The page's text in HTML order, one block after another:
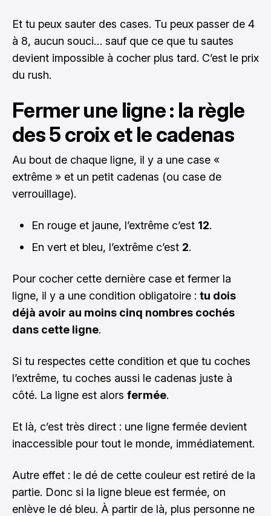
Et tu peux sauter des cases. Tu peux passer de 4
à 8, aucun souci… sauf que ce que tu sautes
devient impossible à cocher plus tard. C’est le prix
du rush.
Fermer une ligne : la règle
des 5 croix et le cadenas
Au bout de chaque ligne, il y a une case «
extrême » et un petit cadenas (ou case de
verrouillage).
En rouge et jaune, l’extrême c’est 12.
En vert et bleu, l’extrême c’est 2.
Pour cocher cette dernière case et fermer la
ligne, il y a une condition obligatoire : tu dois
déjà avoir au moins cinq nombres cochés
dans cette ligne.
Si tu respectes cette condition et que tu coches
l’extrême, tu coches aussi le cadenas juste à
côté. La ligne est alors fermée.
Et là, c’est très direct : une ligne fermée devient
inaccessible pour tout le monde, immédiatement.
Autre effet : le dé de cette couleur est retiré de la
partie. Donc si la ligne bleue est fermée, on
enlève le dé bleu. À partir de là, plus personne ne